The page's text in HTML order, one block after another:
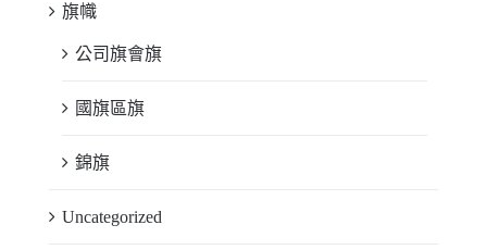
旗幟
公司旗會旗
國旗區旗
錦旗
Uncategorized